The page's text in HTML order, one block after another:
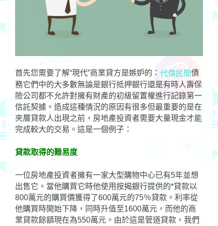
首先您需要了解“現代”商業貸方是嫉妒的：代償民間債
務它們中的大多數無論是銀行抵押銀行還是有時人壽保
險公司都不允許對擁有財產的初級留置權進行記錄第一
信託契據。造成這種情況的原因有很多但最重要的是在
夾層貸款人出現之前，房地產投資者需要大量現金才能
完成較大的交易。這是一個例子：
貸款取得的難易度
一位房地產投資者擁有一家大型購物中心已有5年並想
出售它。當他購買它時他使用按揭銀行提供的*貸款以
800萬元的購買價獲得了600萬元的75％貸款。利率從
他購買時開始下降，同時升值至1600萬元，而他的商
業貸款餘額現在為550萬元。由於這是管道貸款，我們